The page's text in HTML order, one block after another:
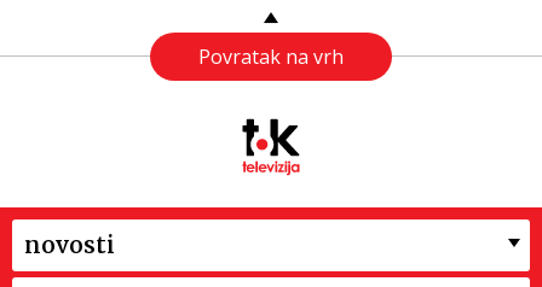
Povratak na vrh
novosti